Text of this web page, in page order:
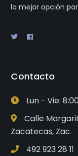
la mejor opción
Contacto
Lun - Vie:
Calle
Zacatecas, Zac.
492 923 28 11